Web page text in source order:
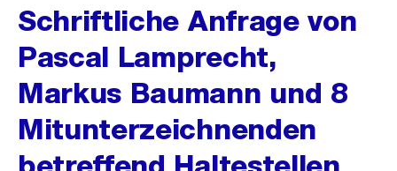
Schriftliche Anfrage von
Pascal Lamprecht,
Markus Baumann und 8
Mitunterzeichnenden